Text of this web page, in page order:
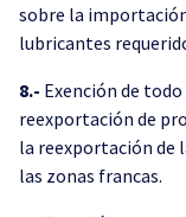
sobre la
lubricantes
8.- Exención de
reexportación de
la reexportación de
las zonas francas.